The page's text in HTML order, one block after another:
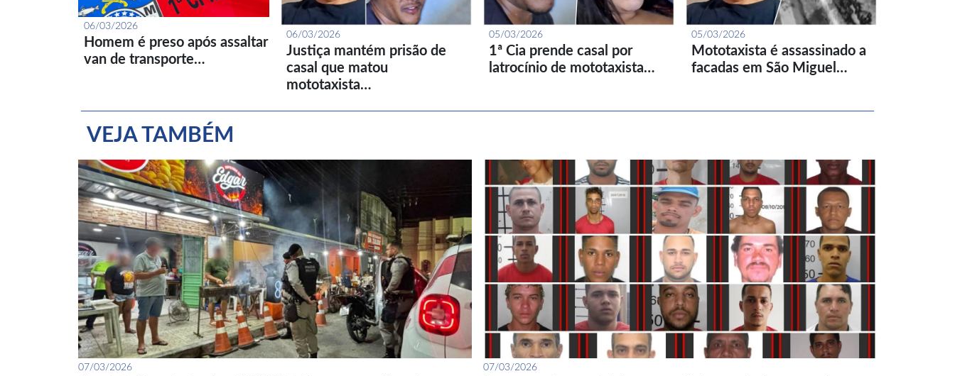
06/03/2026
Homem é preso após assaltar
van de transporte…
06/03/2026
Justiça mantém prisão de
casal que matou
mototaxista…
05/03/2026
1ª Cia prende casal por
latrocínio de mototaxista…
05/03/2026
Mototaxista é assassinado a
facadas em São Miguel…
VEJA TAMBÉM
07/03/2026 07/03/2026